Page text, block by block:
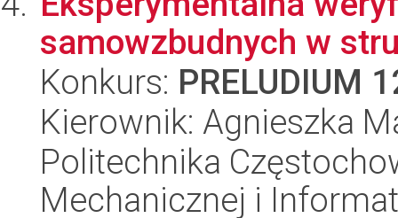
samowzbudnych w
Konkurs: PRELUDIUM
Kierownik: Agnieszka
Politechnika
Mechanicznej i